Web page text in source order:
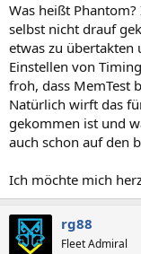
:
Was heißt
selbst nicht drauf
etwas zu übertakten
Einstellen von
froh, dass MemTest
Natürlich wirft das
gekommen ist und
auch schon auf den
Ich möchte mich
rg88
Fleet Admiral